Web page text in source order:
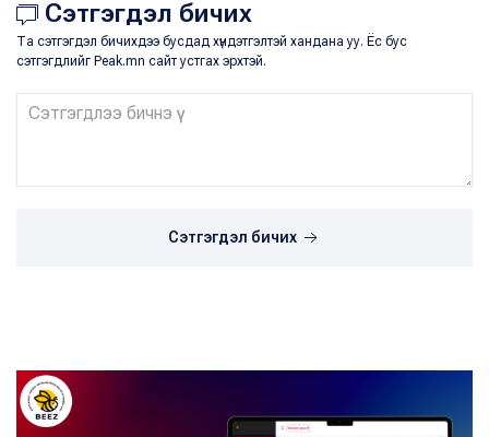
Сэтгэгдэл бичих
Та сэтгэгдэл бичихдээ бусдад хүндэтгэлтэй хандана уу. Ёс бус
сэтгэгдлийг Peak.mn сайт устгах эрхтэй.
Сэтгэгдэл бичих